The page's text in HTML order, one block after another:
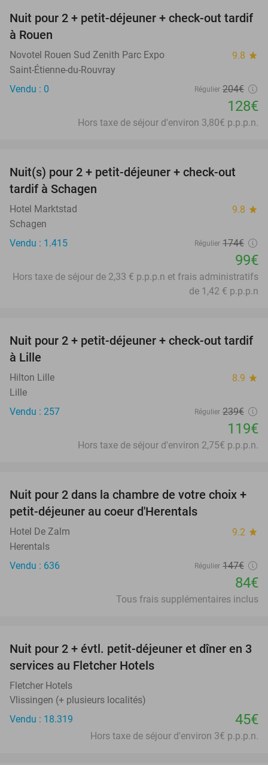
37%
Nuit pour 2 + petit-déjeuner + check-out tardif
à Rouen
Novotel Rouen Sud Zenith Parc Expo 9.8 star
Saint-Étienne-du-Rouvray
Vendu : 0
Régulier 204€
128€
Hors taxe de séjour d'environ 3,80€ p.p.p.n.
43%
Nuit(s) pour 2 + petit-déjeuner + check-out
tardif à Schagen
Hotel Marktstad 9.8 star
Schagen
Vendu : 1.415
Régulier 174€
99€
Hors taxe de séjour de 2,33 € p.p.p.n et frais administratifs
de 1,42 € p.p.p.n
50%
Nuit pour 2 + petit-déjeuner + check-out tardif
à Lille
Hilton Lille 8.9 star
Lille
Vendu : 257
Régulier 239€
119€
Hors taxe de séjour d'environ 2,75€ p.p.p.n.
43%
Nuit pour 2 dans la chambre de votre choix +
petit-déjeuner au coeur d'Herentals
Hotel De Zalm 9.2 star
Herentals
Vendu : 636
Régulier 147€
84€
Tous frais supplémentaires inclus
Nuit pour 2 + évtl. petit-déjeuner et dîner en 3
services au Fletcher Hotels
Fletcher Hotels
Vlissingen (+ plusieurs localités)
Vendu : 18.319
45€
Hors taxe de séjour d'environ 3€ p.p.p.n.